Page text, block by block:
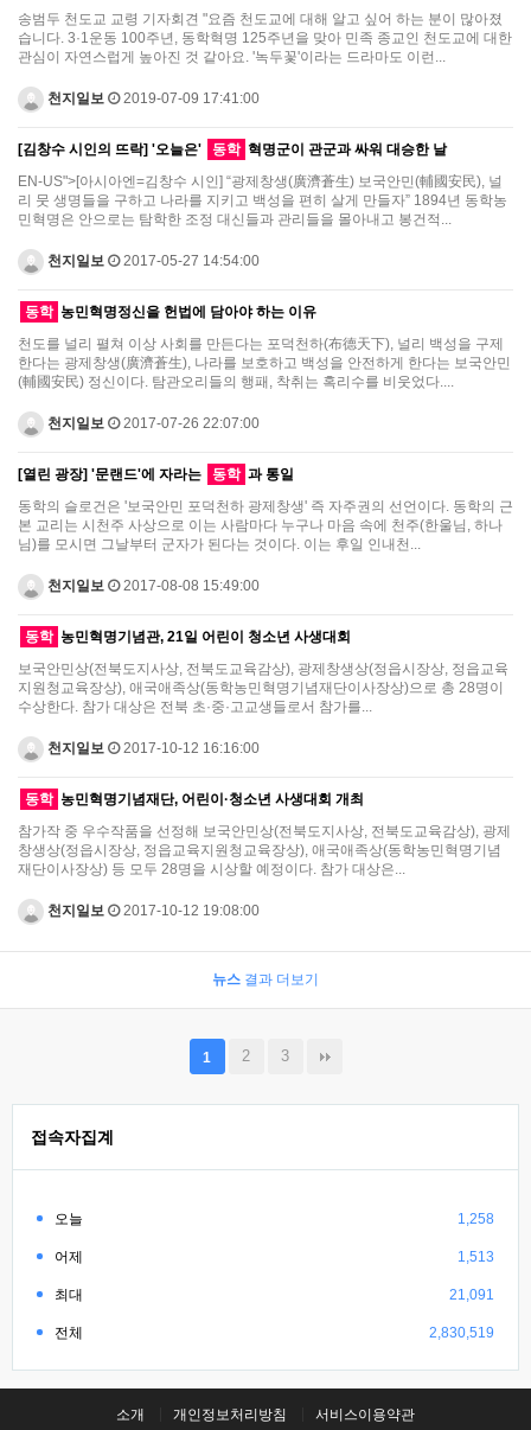
송범두 천도교 교령 기자회견 "요즘 천도교에 대해 알고 싶어 하는 분이 많아졌
습니다. 3·1운동 100주년, 동학혁명 125주년을 맞아 민족 종교인 천도교에 대한
관심이 자연스럽게 높아진 것 같아요. '녹두꽃'이라는 드라마도 이런...
천지일보 2019-07-09 17:41:00
[김창수 시인의 뜨락] '오늘은' 동학 혁명군이 관군과 싸워 대승한 날
EN-US">[아시아엔=김창수 시인] “광제창생(廣濟蒼生) 보국안민(輔國安民), 널
리 뭇 생명들을 구하고 나라를 지키고 백성을 편히 살게 만들자” 1894년 동학농
민혁명은 안으로는 탐학한 조정 대신들과 관리들을 몰아내고 봉건적...
천지일보 2017-05-27 14:54:00
동학 농민혁명정신을 헌법에 담아야 하는 이유
천도를 널리 펼쳐 이상 사회를 만든다는 포덕천하(布德天下), 널리 백성을 구제
한다는 광제창생(廣濟蒼生), 나라를 보호하고 백성을 안전하게 한다는 보국안민
(輔國安民) 정신이다. 탐관오리들의 행패, 착취는 혹리수를 비웃었다....
천지일보 2017-07-26 22:07:00
[열린 광장] '문랜드'에 자라는 동학 과 통일
동학의 슬로건은 '보국안민 포덕천하 광제창생' 즉 자주권의 선언이다. 동학의 근
본 교리는 시천주 사상으로 이는 사람마다 누구나 마음 속에 천주(한울님, 하나
님)를 모시면 그날부터 군자가 된다는 것이다. 이는 후일 인내천...
천지일보 2017-08-08 15:49:00
동학 농민혁명기념관, 21일 어린이 청소년 사생대회
보국안민상(전북도지사상, 전북도교육감상), 광제창생상(정읍시장상, 정읍교육
지원청교육장상), 애국애족상(동학농민혁명기념재단이사장상)으로 총 28명이
수상한다. 참가 대상은 전북 초·중·고교생들로서 참가를...
천지일보 2017-10-12 16:16:00
동학 농민혁명기념재단, 어린이·청소년 사생대회 개최
참가작 중 우수작품을 선정해 보국안민상(전북도지사상, 전북도교육감상), 광제
창생상(정읍시장상, 정읍교육지원청교육장상), 애국애족상(동학농민혁명기념
재단이사장상) 등 모두 28명을 시상할 예정이다. 참가 대상은...
천지일보 2017-10-12 19:08:00
뉴스 결과 더보기
1 2 3
접속자집계
오늘 1,258
어제 1,513
최대 21,091
전체 2,830,519
소개 개인정보처리방침 서비스이용약관